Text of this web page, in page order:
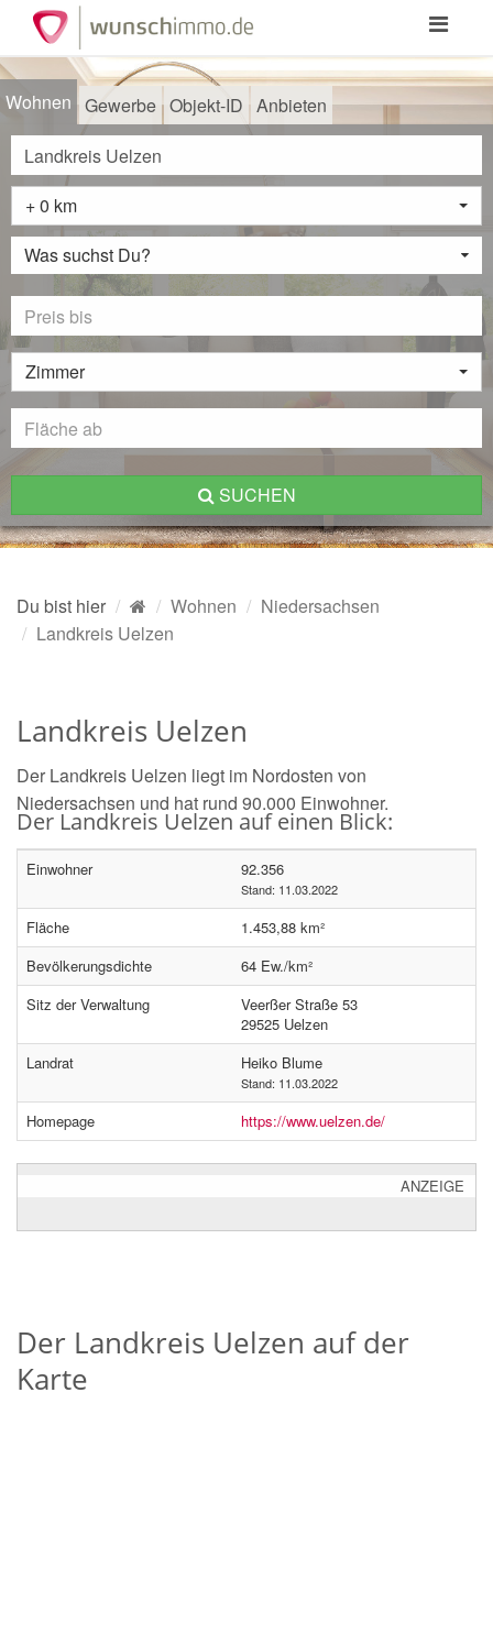
Toggle
Wohnen Gewerbe Objekt-ID Anbieten
+ 0 km
Was suchst Du?
Zimmer
SUCHEN
Du bist hier Wohnen
Niedersachsen
Landkreis Uelzen
Landkreis Uelzen
Der Landkreis Uelzen liegt im Nordosten von
Niedersachsen und hat rund 90.000 Einwohner.
Der Landkreis Uelzen auf einen Blick:
Einwohner 92.356
Stand: 11.03.2022
Fläche
1.453,88 km²
Bevölkerungsdichte
64 Ew./km²
Sitz der Verwaltung
Veerßer Straße 53
29525 Uelzen
Landrat
Heiko Blume
Stand: 11.03.2022
Homepage https://www.uelzen.de/
ANZEIGE
Der Landkreis Uelzen auf der
Karte